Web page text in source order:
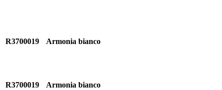
R3700019 Armonia bianco
R3700019 Armonia bianco